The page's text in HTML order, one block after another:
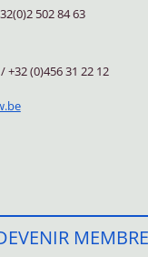
502 84 63
+32 (0)456 31 22 12
MEMBRE